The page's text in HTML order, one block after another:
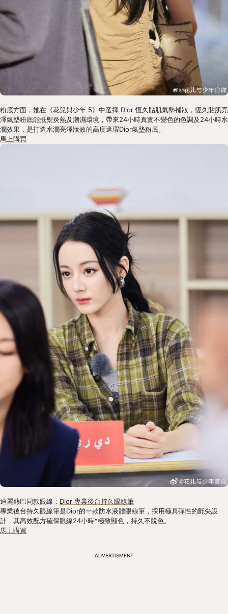
粉底方面，她在《花兒與少年 5》中選擇 Dior 恆久貼肌氣墊補妝，恆久貼肌亮
澤氣墊粉底能抵禦炎熱及潮濕環境，帶來24小時真實不變色的色調及24小時水
潤效果，是打造水潤亮澤妝效的高度遮瑕Dior氣墊粉底。
馬上購買
迪麗熱巴同款眼線： Dior 專業後台持久眼線筆
專業後台持久眼線筆是Dior的一款防水液體眼線筆，採用極具彈性的氈尖設
計，其高效配方確保眼線24小時*極致顯色，持久不脫色。
馬上購買
ADVERTISMENT